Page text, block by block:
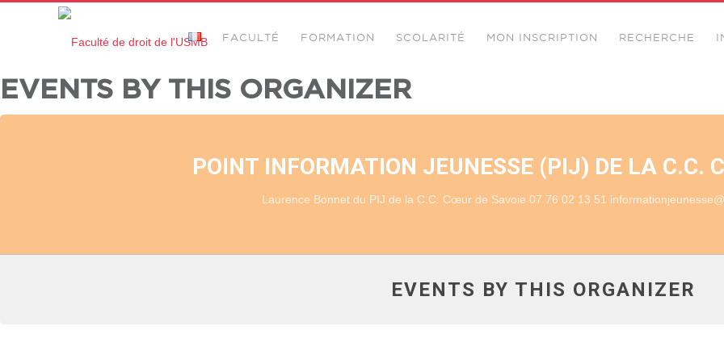
FACULTÉ FORMATION SCOLARITÉ MON INSCRIPTION RECHERCHE
EVENTS BY THIS ORGANIZER
POINT INFORMATION JEUNESSE (PIJ) DE LA C.C.
Laurence Bonnet du PIJ de la C.C. Cœur de Savoie 07 76 02 13 51
EVENTS BY THIS ORGANIZER